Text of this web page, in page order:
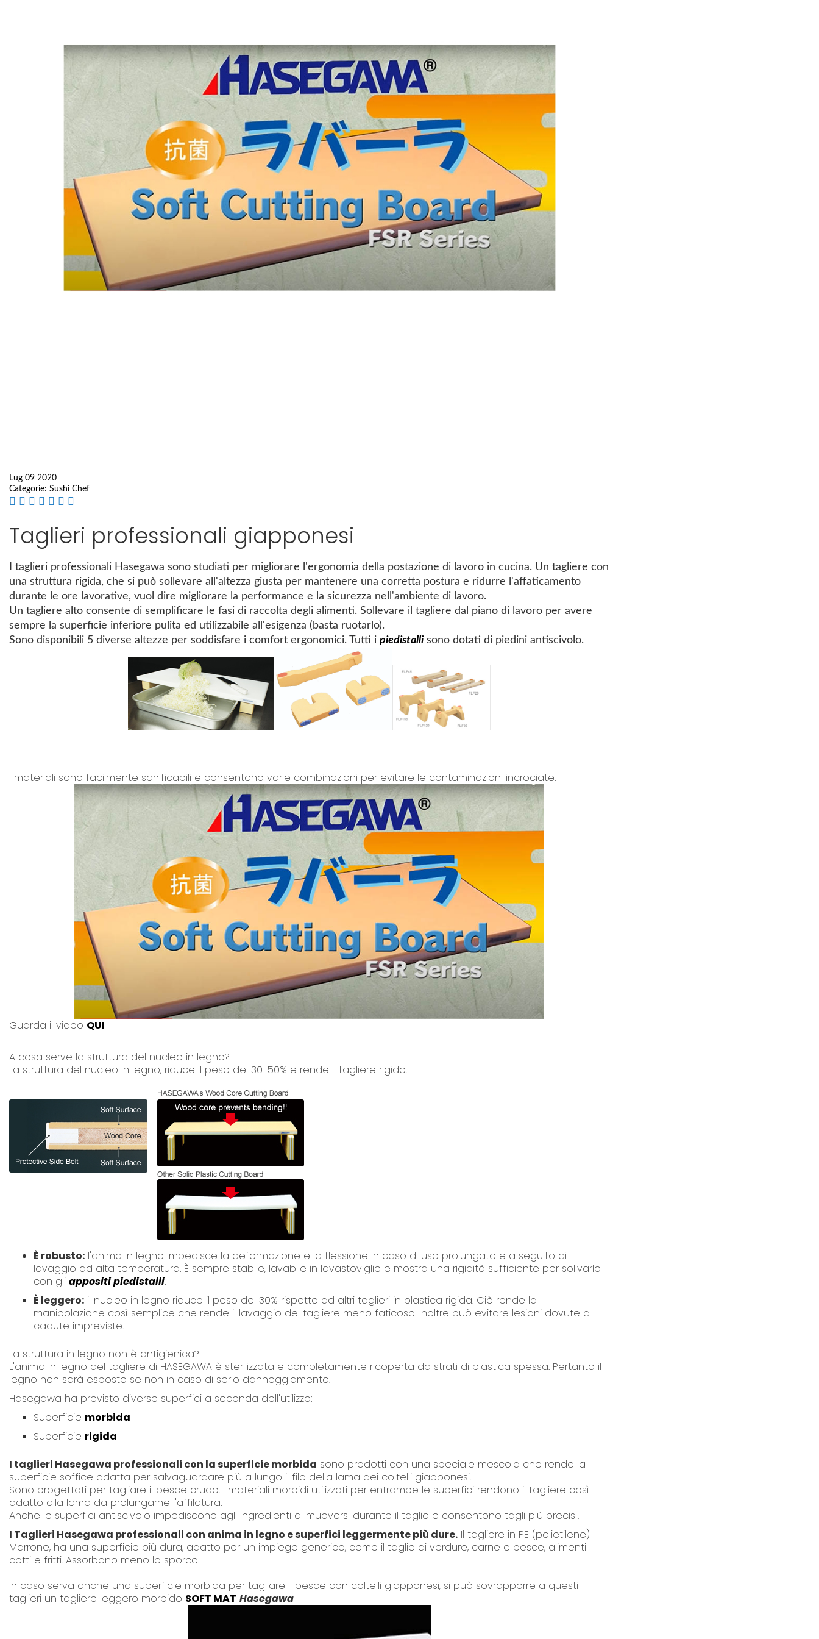
Lug 09 2020
Categorie: Sushi Chef
Taglieri professionali giapponesi
I taglieri professionali Hasegawa sono studiati per migliorare l'ergonomia della postazione di lavoro in cucina. Un tagliere con
una struttura rigida, che si può sollevare all'altezza giusta per mantenere una corretta postura e ridurre l'affaticamento
durante le ore lavorative, vuol dire migliorare la performance e la sicurezza nell'ambiente di lavoro.
Un tagliere alto consente di semplificare le fasi di raccolta degli alimenti. Sollevare il tagliere dal piano di lavoro per avere
sempre la superficie inferiore pulita ed utilizzabile all'esigenza (basta ruotarlo).
Sono disponibili 5 diverse altezze per soddisfare i comfort ergonomici. Tutti i piedistallisono dotati di piedini antiscivolo.
I materiali sono facilmente sanificabili e consentono varie combinazioni per evitare le contaminazioni incrociate.
Guarda il video QUI
A cosa serve la struttura del nucleo in legno?
La struttura del nucleo in legno, riduce il peso del 30-50% e rende il tagliere rigido.
È robusto: l'anima in legno impedisce la deformazione e la flessione in caso di uso prolungato e a seguito di
lavaggio ad alta temperatura. È sempre stabile, lavabile in lavastoviglie e mostra una rigidità sufficiente per sollvarlo
con gli appositi piedistalli.
È leggero: il nucleo in legno riduce il peso del 30% rispetto ad altri taglieri in plastica rigida. Ciò rende la
manipolazione così semplice che rende il lavaggio del tagliere meno faticoso. Inoltre può evitare lesioni dovute a
cadute impreviste.
La struttura in legno non è antigienica?
L'anima in legno del tagliere di HASEGAWA è sterilizzata e completamente ricoperta da strati di plastica spessa. Pertanto il
legno non sarà esposto se non in caso di serio danneggiamento.
Hasegawa ha previsto diverse superfici a seconda dell'utilizzo:
Superficie morbida
Superficie rigida
I taglieri Hasegawa professionali con la superficie morbida sono prodotti con una speciale mescola che rende la
superficie soffice adatta per salvaguardare più a lungo il filo della lama dei coltelli giapponesi.
Sono progettati per tagliare il pesce crudo. I materiali morbidi utilizzati per entrambe le superfici rendono il tagliere così
adatto alla lama da prolungarne l'affilatura.
Anche le superfici antiscivolo impediscono agli ingredienti di muoversi durante il taglio e consentono tagli più precisi!
I Taglieri Hasegawa professionali con anima in legno e superfici leggermente più dure. Il tagliere in PE (polietilene) -
Marrone, ha una superficie più dura, adatto per un impiego generico, come il taglio di verdure, carne e pesce, alimenti
cotti e fritti. Assorbono meno lo sporco.
In caso serva anche una superficie morbida per tagliare il pesce con coltelli giapponesi, si può sovrapporre a questi
taglieri un tagliere leggero morbido SOFT MAT Hasegawa